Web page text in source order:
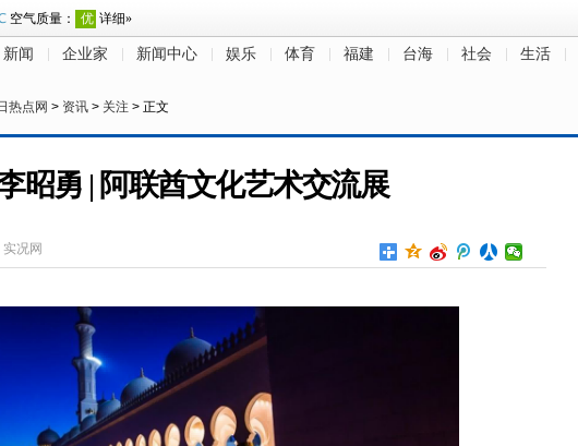
新闻 企业家 新闻中心 娱乐 体育 福建 台海 社会 生活
热点网 > 资讯 > 关注 > 正文
昭勇 | 阿联酋文化艺术交流展
实况网